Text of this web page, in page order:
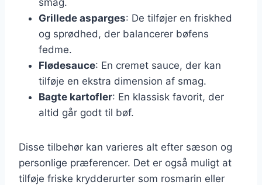
Grillede asparges: De tilføjer en friskhed
og sprødhed, der balancerer bøfens
fedme.
Flødesauce: En cremet sauce, der kan
tilføje en ekstra dimension af smag.
Bagte kartofler: En klassisk favorit, der
altid går godt til bøf.
Disse tilbehør kan varieres alt efter sæson og
personlige præferencer. Det er også muligt at
tilføje friske krydderurter som rosmarin eller